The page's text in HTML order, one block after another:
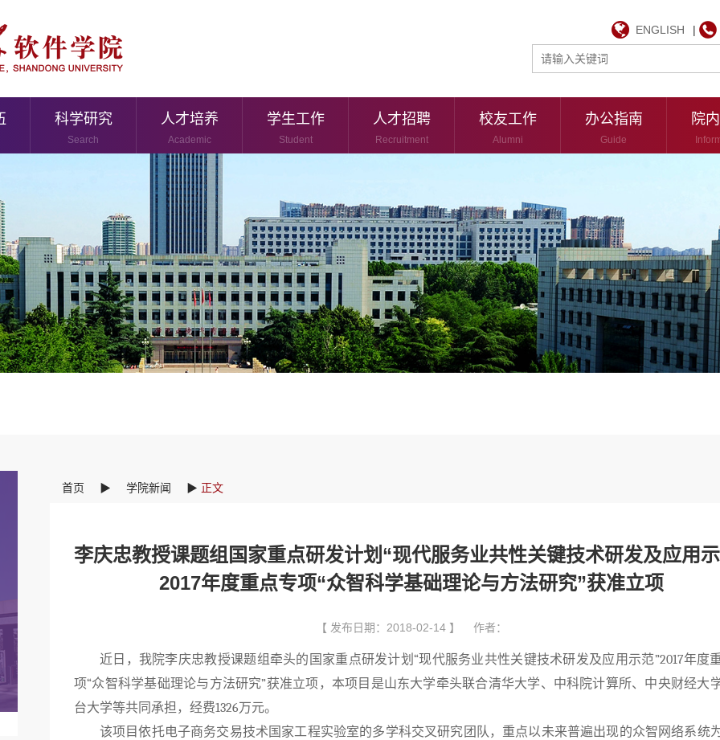
ENGLISH |
科学研究
Search
人才培养
Academic
学生工作
Student
人才招聘
Recruitment
校友工作
Alumni
办公指南
Guide
院
首页 ▶ 学院新闻 ▶ 正文
李庆忠教授课题组国家重点研发计划“现代服务业共性关键技术研发及应用
2017年度重点专项“众智科学基础理论与方法研究”获准立项
【 发布日期：2018-02-14 】 作者：
近日，我院李庆忠教授课题组牵头的国家重点研发计划“现代服务业共性关键技术研发及应用示范”2017年度
项“众智科学基础理论与方法研究”获准立项，本项目是山东大学牵头联合清华大学、中科院计算所、中央财经大
台大学等共同承担，经费1326万元。
该项目依托电子商务交易技术国家工程实验室的多学科交叉研究团队，重点以未来普遍出现的众智网络系统